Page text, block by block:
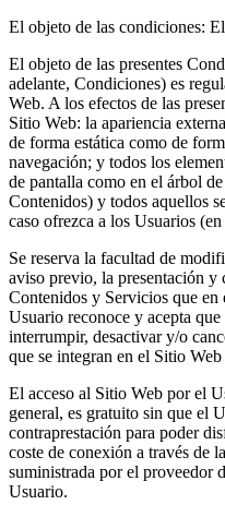
El objeto de las condiciones:
El objeto de las presentes
adelante, Condiciones) es
Web. A los efectos de las
Sitio Web: la apariencia
de forma estática como de
navegación; y todos los
de pantalla como en el árbol
Contenidos) y todos aquellos
caso ofrezca a los Usuarios
Se reserva la facultad de
aviso previo, la presentación
Contenidos y Servicios que en
Usuario reconoce y acepta
interrumpir, desactivar y/o
que se integran en el Sitio
El acceso al Sitio Web por el
general, es gratuito sin que el
contraprestación para poder
coste de conexión a través de
suministrada por el proveedor
Usuario.